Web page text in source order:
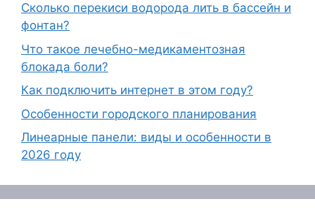
Сколько перекиси водорода лить в бассейн и
фонтан?
Что такое лечебно-медикаментозная
блокада боли?
Как подключить интернет в этом году?
Особенности городского планирования
Линеарные панели: виды и особенности в
2026 году